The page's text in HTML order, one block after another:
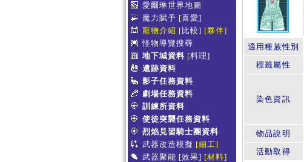
愛爾琳世界地圖
魔力賦予 [喜愛]
寵物介紹 [比較] [夥伴]
怪物導覽搜尋
地下城資料 [料理]
遺跡資料
影子任務資料
劇場任務資料
訓練所資料
使徒突襲任務資料
烈焰見習騎士團資料
武器改造模擬 [細工]
武器聚能 [效果] [材料]
適用種族性別
標籤屬性
染色資訊
物品說明
活動取得